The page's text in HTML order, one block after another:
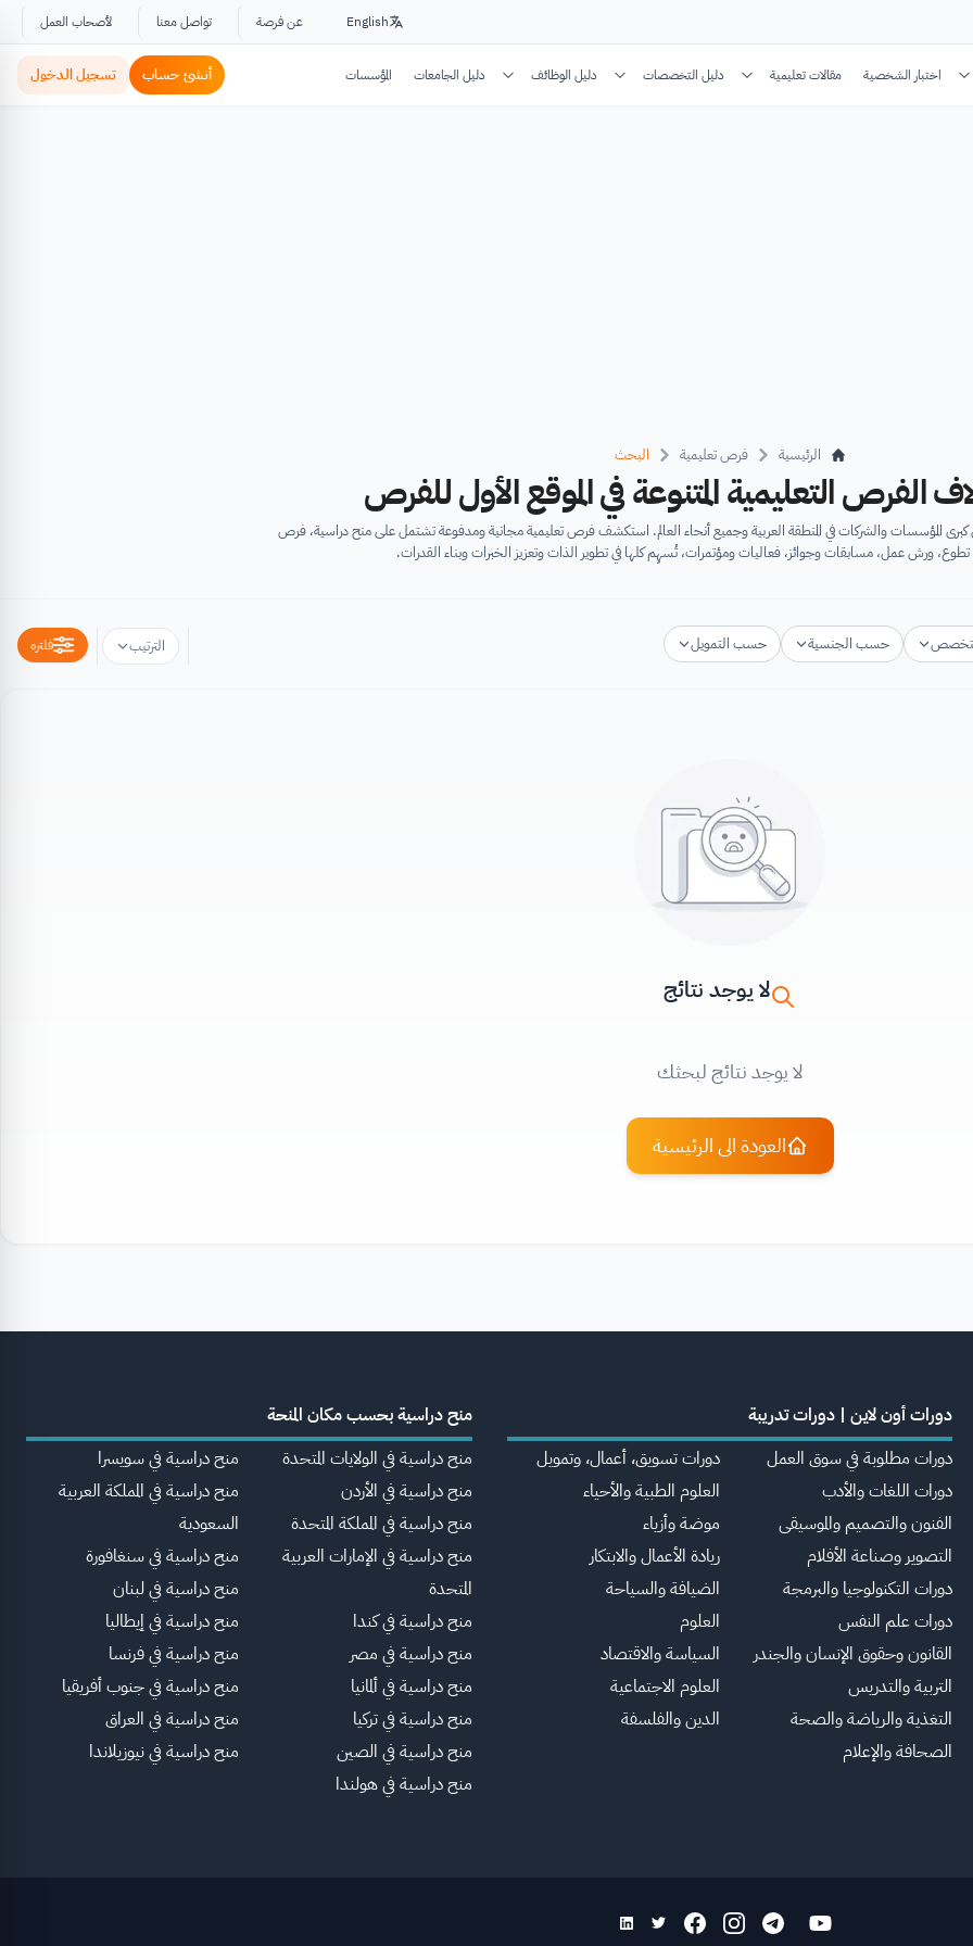
English عن فرصة تواصل معنا لأصحاب العمل
اختبار الشخصية مقالات تعليمية دليل التخصصات دليل الوظائف دليل الجامعات المؤسسات أنشئ حساب تسجيل الدخول
الرئيسية فرص تعليمية البحث
الفرص التعليمية المتنوعة في الموقع الأول للفرص
المؤسسات والشركات في المنطقة العربية وجميع أنحاء العالم. استكشف فرص تعليمية مجانية ومدفوعة تشتمل على منح دراسية، فرص
ورش عمل، مسابقات وجوائز، فعاليات ومؤتمرات، تُسهِم كلها في تطوير الذات وتعزيز الخبرات وبناء القدرات.
حسب الجنسية حسب التمويل الترتيب فلتره
لا يوجد نتائج
لا يوجد نتائج لبحثك
العودة الى الرئيسية
دورات أون لاين | دورات تدريبة
دورات مطلوبة في سوق العمل
دورات اللغات والأدب
الفنون والتصميم والموسيقى
التصوير وصناعة الأفلام
دورات التكنولوجيا والبرمجة
دورات علم النفس
القانون وحقوق الإنسان والجندر
التربية والتدريس
التغذية والرياضة والصحة
الصحافة والإعلام
دورات تسويق، أعمال، وتمويل
العلوم الطبية والأحياء
موضة وأزياء
ريادة الأعمال والابتكار
الضيافة والسياحة
العلوم
السياسة والاقتصاد
العلوم الاجتماعية
الدين والفلسفة
منح دراسية بحسب مكان المنحة
منح دراسية في الولايات المتحدة
منح دراسية في الأردن
منح دراسية في المملكة المتحدة
منح دراسية في الإمارات العربية
المتحدة
منح دراسية في كندا
منح دراسية في مصر
منح دراسية في ألمانيا
منح دراسية في تركيا
منح دراسية في الصين
منح دراسية في هولندا
منح دراسية في سويسرا
منح دراسية في المملكة العربية
السعودية
منح دراسية في سنغافورة
منح دراسية في لبنان
منح دراسية في إيطاليا
منح دراسية في فرنسا
منح دراسية في جنوب أفريقيا
منح دراسية في العراق
منح دراسية في نيوزيلاندا